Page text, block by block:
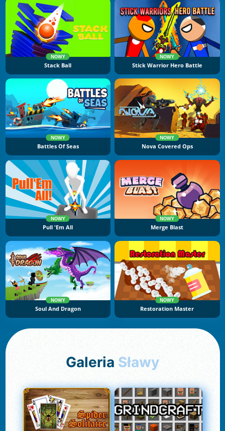
NOWY
Stack Ball
NOWY
Stick Warrior Hero Battle
NOWY
Battles Of Seas
NOWY
Nova Covered Ops
NOWY
Pull 'Em All
NOWY
Merge Blast
NOWY
Soul And Dragon
NOWY
Restoration Master
Galeria Sławy